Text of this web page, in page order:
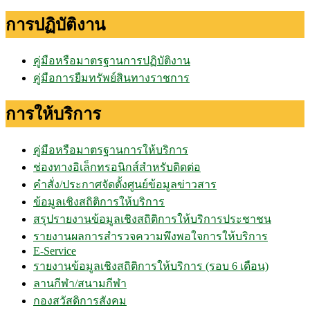
การปฏิบัติงาน
คู่มือหรือมาตรฐานการปฏิบัติงาน
คู่มือการยืมทรัพย์สินทางราชการ
การให้บริการ
คู่มือหรือมาตรฐานการให้บริการ
ช่องทางอิเล็กทรอนิกส์สำหรับติดต่อ
คำสั่ง/ประกาศจัดตั้งศูนย์ข้อมูลข่าวสาร
ข้อมูลเชิงสถิติการให้บริการ
สรุปรายงานข้อมูลเชิงสถิติการให้บริการประชาชน
รายงานผลการสำรวจความพึงพอใจการให้บริการ
E-Service
รายงานข้อมูลเชิงสถิติการให้บริการ (รอบ 6 เดือน)
ลานกีฬา/สนามกีฬา
กองสวัสดิการสังคม